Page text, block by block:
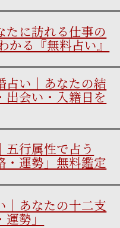
たに訪れる仕事の
かる『無料占い』
占い｜あなたの結
出会い・入籍日を
五行属性で占う
・運勢」無料鑑定
｜あなたの十二支
運勢」